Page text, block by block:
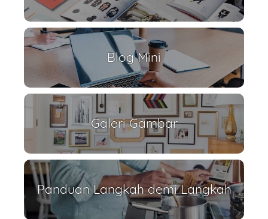
Blog Mini
Galeri Gambar
Panduan Langkah demi Langkah